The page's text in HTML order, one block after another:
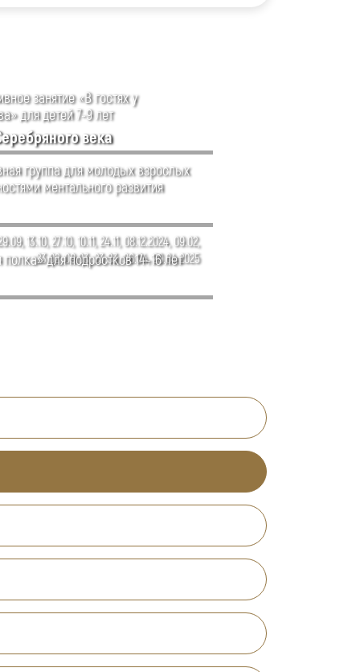
занятие «В гостях у
для детей 7-9 лет
13.10, 27.10, 10.11, 24.11, 08.12.2024, 09.02,
23.02, 09.03, 23.03, 06.04, 20.04.2025
века
группа для молодых взрослых
ментального развития
для подростков 14–16 лет